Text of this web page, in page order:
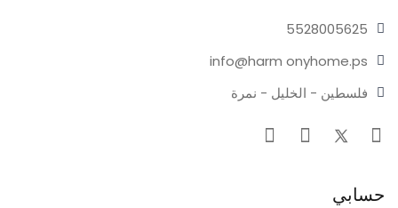
05625
55280
info@harm onyhome.ps
فلسطين - الخليل - نمرة
حسابي